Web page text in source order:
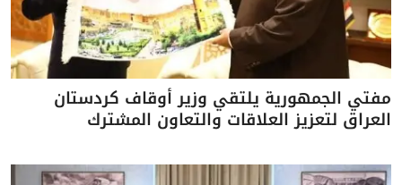
مفتي الجمهورية يلتقي وزير أوقاف كردستان
العراق لتعزيز العلاقات والتعاون المشترك